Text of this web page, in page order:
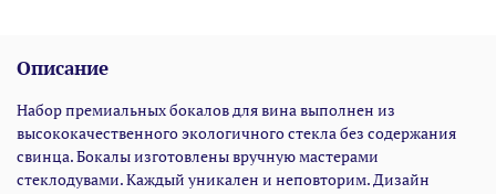
Описание
Набор премиальных бокалов для вина выполнен из
высококачественного экологичного стекла без содержания
свинца. Бокалы изготовлены вручную мастерами
стеклодувами. Каждый уникален и неповторим. Дизайн